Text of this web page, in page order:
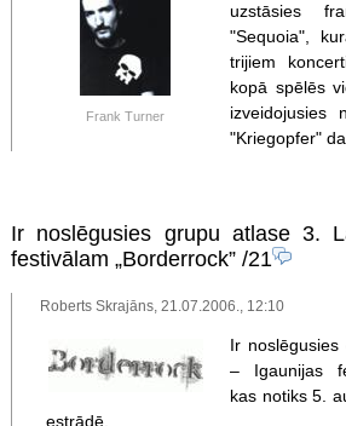
Frank Turner
uzstāsies
"Sequoia",
trijiem
kopā spēlēs
izveidojusies
"Kriegopfer"
Ir noslēgusies grupu atlase 3.
festivālam „Borderrock”/21
Roberts Skrajāns, 21.07.2006., 12:10
Ir
– Igaunijas
kas notiks 5.
estrādē.